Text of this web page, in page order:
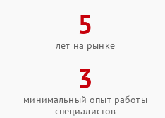
5
лет на рынке
3
минимальный опыт работы
специалистов